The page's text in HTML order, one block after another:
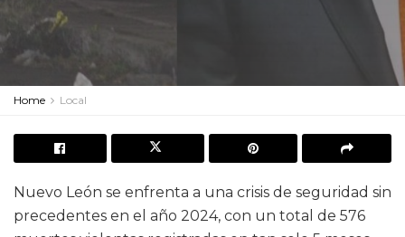
Home Local
Nuevo León se enfrenta a una crisis de seguridad sin
precedentes en el año 2024, con un total de 576